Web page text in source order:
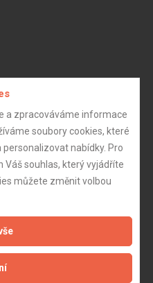
a zpracováváme informace
soubory cookies, které
nabídky. Pro
Váš souhlas, který vyjádříte
můžete změnit volbou